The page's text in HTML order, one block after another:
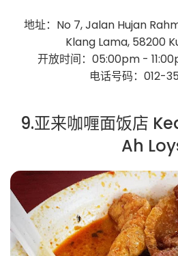
地址：No 7, Jalan Hujan
Klang Lama, 58200
开放时间：05:00pm -
电话号码：012-
9.亚来咖喱面饭店
Ah